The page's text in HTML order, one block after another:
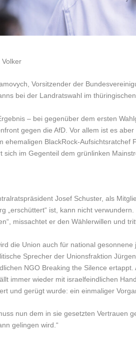
Volker
Vorsitzender der
bei der Landratswahl im
– bei gegenüber dem ersten
gegen die AfD. Vor allem ist es
ehemaligen BlackRock-Aufsichtsratchef
sich im Gegenteil dem grünlinken
Josef Schuster, als
„erschüttert“ ist, kann nicht
missachtet er den Wählerwillen und
die Union auch für national
Sprecher der Unionsfraktion
NGO Breaking the Silence
immer wieder mit israelfeindlichen
und gerügt wurde: ein einmaliger
nun dem in sie gesetzten Vertrauen
gelingen wird.“